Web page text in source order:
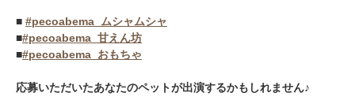
■ #pecoabema_ムシャムシャ
■#pecoabema_甘えん坊
■#pecoabema_おもちゃ
応募いただいたあなたのペットが出演するかもしれません♪
閉じる
PECOアプリをダウンロード済みの方